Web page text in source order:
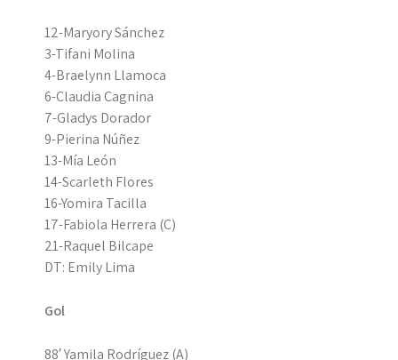
12-Maryory Sánchez
3-Tifani Molina
4-Braelynn Llamoca
6-Claudia Cagnina
7-Gladys Dorador
9-Pierina Núñez
13-Mía León
14-Scarleth Flores
16-Yomira Tacilla
17-Fabiola Herrera (C)
21-Raquel Bilcape
DT: Emily Lima
Gol
88′ Yamila Rodríguez (A)